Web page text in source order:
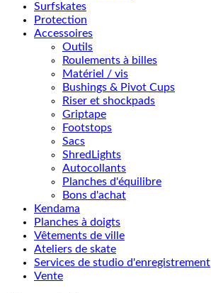
Surfskates
Protection
Accessoires
Outils
Roulements à billes
Matériel / vis
Bushings & Pivot Cups
Riser et shockpads
Griptape
Footstops
Sacs
ShredLights
Autocollants
Planches d'équilibre
Bons d'achat
Kendama
Planches à doigts
Vêtements de ville
Ateliers de skate
Services de studio d'enregistrement
Vente